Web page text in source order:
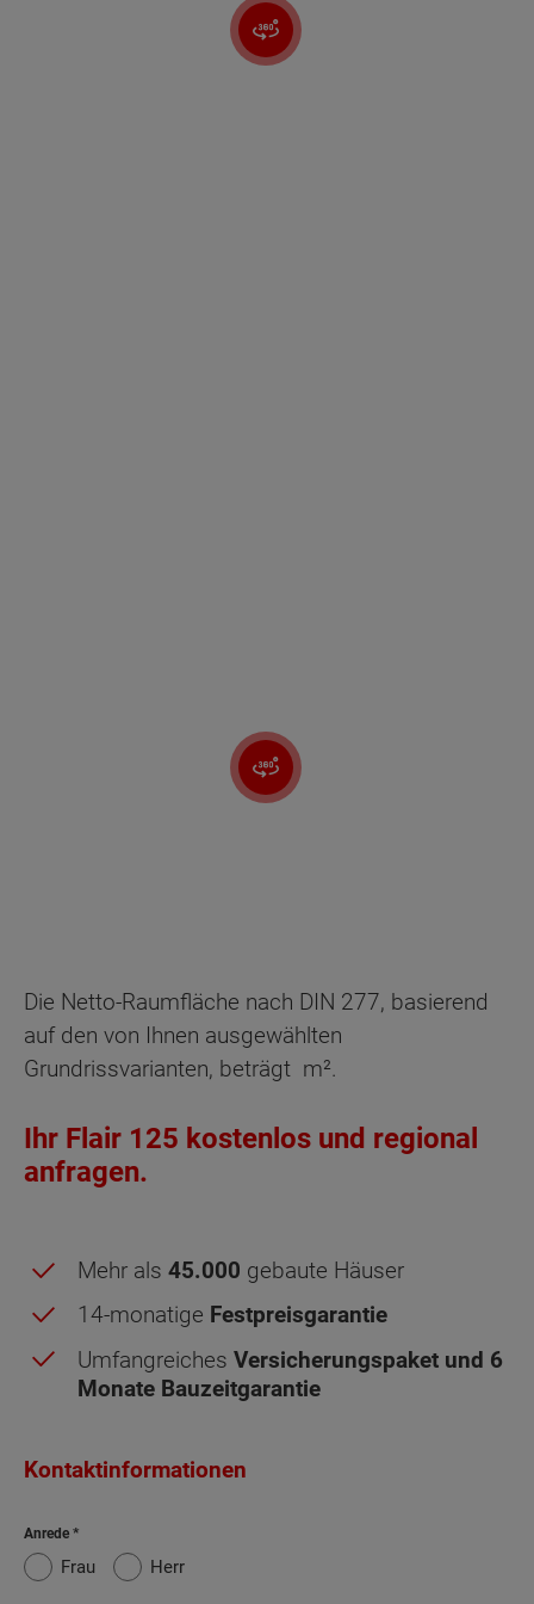
Die Netto-Raumfläche nach DIN 277, basierend
auf den von Ihnen ausgewählten
Grundrissvarianten, beträgt m².
Ihr Flair 125 kostenlos und regional
anfragen.
Mehr als 45.000 gebaute Häuser
14-monatige Festpreisgarantie
Umfangreiches Versicherungspaket und 6
Monate Bauzeitgarantie
Kontaktinformationen
Anrede
Frau Herr